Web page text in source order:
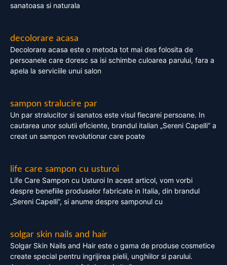
sanatoasa si naturala
decolorare acasa
Decolorare acasa este o metoda tot mai des folosita de
persoanele care doresc sa isi schimbe culoarea parului, fara a
apela la serviciile unui salon
sampon stralucire par
Un par stralucitor si sanatos este visul fiecarei persoane. In
cautarea unor solutii eficiente, brandul italian „Sereni Capelli” a
creat un sampon revolutionar care poate
life care sampon cu usturoi
Life Care Sampon cu Usturoi In acest articol, vom vorbi
despre benefiile produselor fabricate in Italia, din brandul
„Sereni Capelli”, si anume despre samponul cu
solgar skin nails and hair
Solgar Skin Nails and Hair este o gama de produse cosmetice
create special pentru ingrijirea pielii, unghiilor si parului.